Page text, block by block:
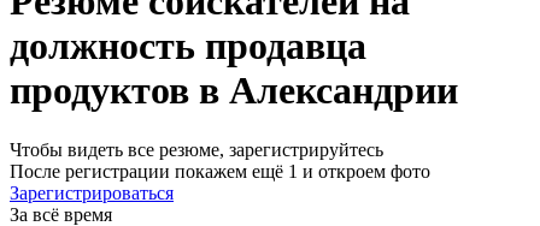
должность продавца
продуктов в Александрии
Чтобы видеть все резюме, зарегистрируйтесь
После регистрации покажем ещё 1 и откроем фото
Зарегистрироваться
За всё время